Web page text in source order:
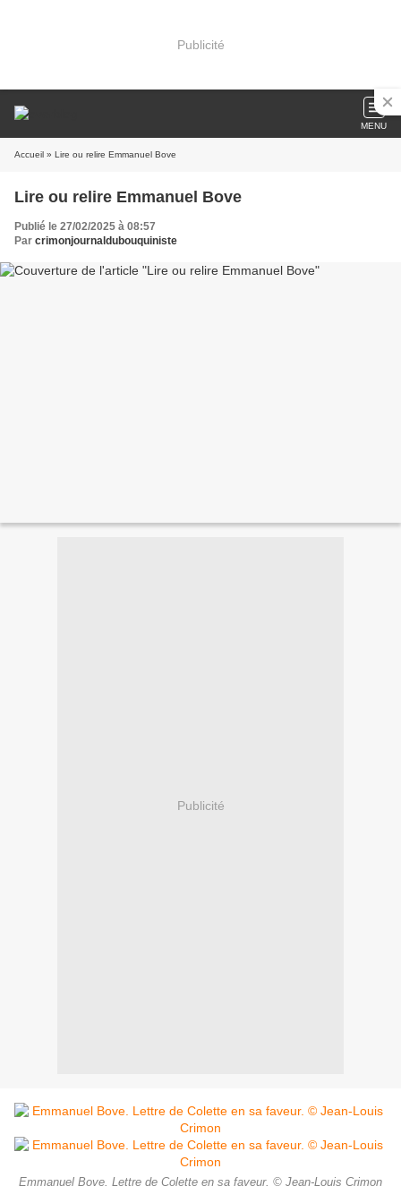
Publicité
MENU
Accueil » Lire ou relire Emmanuel Bove
Lire ou relire Emmanuel Bove
Publié le 27/02/2025 à 08:57
Par crimonjournaldubouquiniste
Publicité
Emmanuel Bove. Lettre de Colette en sa faveur. © Jean-Louis Crimon